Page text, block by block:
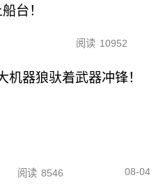
台！
阅读 10952
器狼驮着武器冲锋！
阅读 8546 08-04